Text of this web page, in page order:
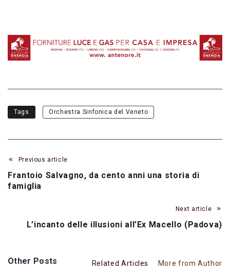
Tags Orchestra Sinfonica del Veneto
Previous article
Frantoio Salvagno, da cento anni una storia di
famiglia
Next article
L’incanto delle illusioni all’Ex Macello (Padova)
Other Posts Related Articles More from Author